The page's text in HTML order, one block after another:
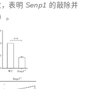
表明 Senp1 的敲除并
。